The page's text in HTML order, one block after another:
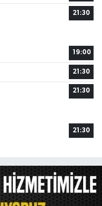
21:30
19:00
21:30
21:30
21:30